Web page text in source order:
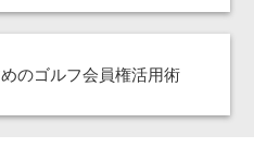
のゴルフ会員権活用術